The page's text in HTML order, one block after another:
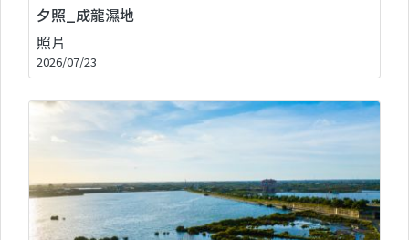
夕照_成龍濕地
照片
2026/07/23